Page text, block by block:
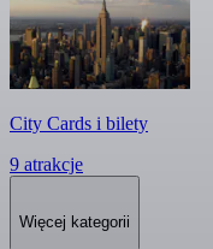
City Cards i bilety
9 atrakcje
Więcej kategorii